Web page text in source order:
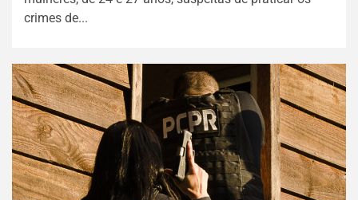
crimes de...